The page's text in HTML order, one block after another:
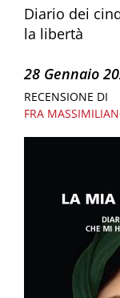
Diario dei
la libertà
28 Gennaio
RECENSIONE DI
FRA